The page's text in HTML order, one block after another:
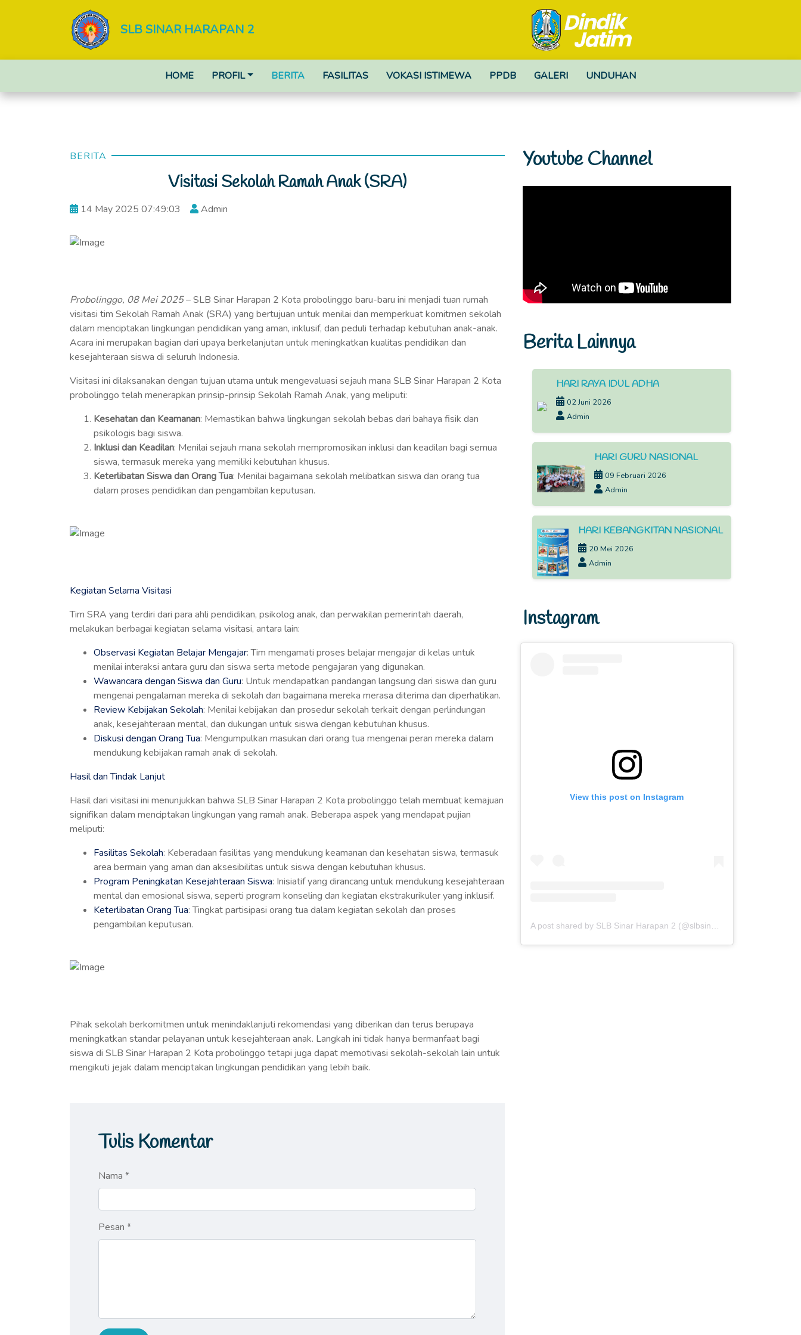
SLB SINAR HARAPAN 2
HOME PROFIL BERITA FASILITAS VOKASI ISTIMEWA PPDB GALERI UNDUHAN
BERITA
Visitasi Sekolah Ramah Anak (SRA)
14 May 2025 07:49:03 Admin
Probolinggo, 08 Mei 2025– SLB Sinar Harapan 2 Kota probolinggo baru-baru ini menjadi tuan rumah
visitasi tim Sekolah Ramah Anak (SRA) yang bertujuan untuk menilai dan memperkuat komitmen sekolah
dalam menciptakan lingkungan pendidikan yang aman, inklusif, dan peduli terhadap kebutuhan anak-anak.
Acara ini merupakan bagian dari upaya berkelanjutan untuk meningkatkan kualitas pendidikan dan
kesejahteraan siswa di seluruh Indonesia.
Visitasi ini dilaksanakan dengan tujuan utama untuk mengevaluasi sejauh mana SLB Sinar Harapan 2 Kota
probolinggo telah menerapkan prinsip-prinsip Sekolah Ramah Anak, yang meliputi:
Kesehatan dan Keamanan: Memastikan bahwa lingkungan sekolah bebas dari bahaya fisik dan
psikologis bagi siswa.
Inklusi dan Keadilan: Menilai sejauh mana sekolah mempromosikan inklusi dan keadilan bagi semua
siswa, termasuk mereka yang memiliki kebutuhan khusus.
Keterlibatan Siswa dan Orang Tua: Menilai bagaimana sekolah melibatkan siswa dan orang tua
dalam proses pendidikan dan pengambilan keputusan.
Kegiatan Selama Visitasi
Tim SRA yang terdiri dari para ahli pendidikan, psikolog anak, dan perwakilan pemerintah daerah,
melakukan berbagai kegiatan selama visitasi, antara lain:
Observasi Kegiatan Belajar Mengajar: Tim mengamati proses belajar mengajar di kelas untuk
menilai interaksi antara guru dan siswa serta metode pengajaran yang digunakan.
Wawancara dengan Siswa dan Guru: Untuk mendapatkan pandangan langsung dari siswa dan guru
mengenai pengalaman mereka di sekolah dan bagaimana mereka merasa diterima dan diperhatikan.
Review Kebijakan Sekolah: Menilai kebijakan dan prosedur sekolah terkait dengan perlindungan
anak, kesejahteraan mental, dan dukungan untuk siswa dengan kebutuhan khusus.
Diskusi dengan Orang Tua: Mengumpulkan masukan dari orang tua mengenai peran mereka dalam
mendukung kebijakan ramah anak di sekolah.
Hasil dan Tindak Lanjut
Hasil dari visitasi ini menunjukkan bahwa SLB Sinar Harapan 2 Kota probolinggo telah membuat kemajuan
signifikan dalam menciptakan lingkungan yang ramah anak. Beberapa aspek yang mendapat pujian
meliputi:
Fasilitas Sekolah: Keberadaan fasilitas yang mendukung keamanan dan kesehatan siswa, termasuk
area bermain yang aman dan aksesibilitas untuk siswa dengan kebutuhan khusus.
Program Peningkatan Kesejahteraan Siswa: Inisiatif yang dirancang untuk mendukung kesejahteraan
mental dan emosional siswa, seperti program konseling dan kegiatan ekstrakurikuler yang inklusif.
Keterlibatan Orang Tua: Tingkat partisipasi orang tua dalam kegiatan sekolah dan proses
pengambilan keputusan.
Pihak sekolah berkomitmen untuk menindaklanjuti rekomendasi yang diberikan dan terus berupaya
meningkatkan standar pelayanan untuk kesejahteraan anak. Langkah ini tidak hanya bermanfaat bagi
siswa di SLB Sinar Harapan 2 Kota probolinggo tetapi juga dapat memotivasi sekolah-sekolah lain untuk
mengikuti jejak dalam menciptakan lingkungan pendidikan yang lebih baik.
Tulis Komentar
Nama *
Pesan *
Youtube Channel
Berita Lainnya
HARI RAYA IDUL ADHA
02 Juni 2026
Admin
HARI GURU NASIONAL
09 Februari 2026
Admin
HARI KEBANGKITAN NASIONAL
20 Mei 2026
Admin
Instagram
View this post on Instagram